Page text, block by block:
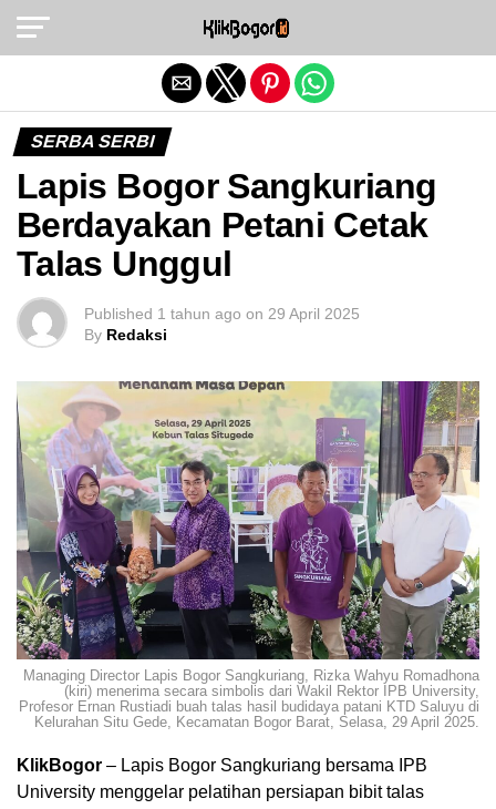
SERBA SERBI
Lapis Bogor Sangkuriang
Berdayakan Petani Cetak
Talas Unggul
Published 1 tahun ago on 29 April 2025
By Redaksi
Managing Director Lapis Bogor Sangkuriang, Rizka Wahyu Romadhona
(kiri) menerima secara simbolis dari Wakil Rektor IPB University,
Profesor Ernan Rustiadi buah talas hasil budidaya patani KTD Saluyu di
Kelurahan Situ Gede, Kecamatan Bogor Barat, Selasa, 29 April 2025.
KlikBogor – Lapis Bogor Sangkuriang bersama IPB
University menggelar pelatihan persiapan bibit talas
Exit mobile version